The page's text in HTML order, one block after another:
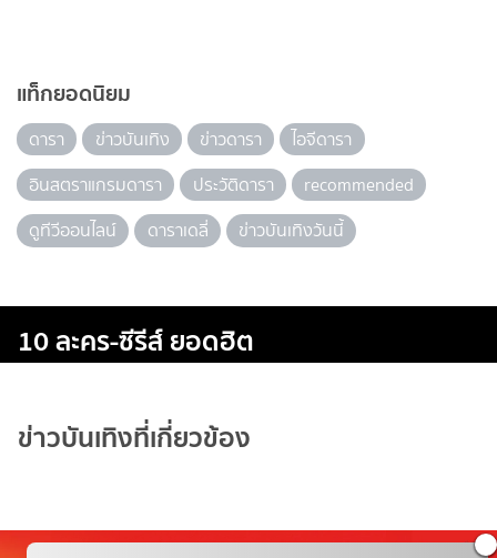
แท็กยอดนิยม
ดารา ข่าวบันเทิง ข่าวดารา
ไอจีดารา
อินสตราแกรมดารา
ประวัติดารา
recommended
ดูทีวีออนไลน์
ดาราเดลี่ ข่าวบันเทิงวันนี้
10 ละคร-ซีรีส์ ยอดฮิต
ข่าวบันเทิงที่เกี่ยวข้อง